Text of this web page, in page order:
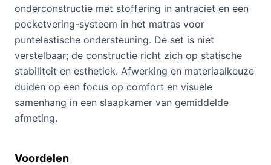
onderconstructie met stoffering in antraciet en een
pocketvering-systeem in het matras voor
puntelastische ondersteuning. De set is niet
verstelbaar; de constructie richt zich op statische
stabiliteit en esthetiek. Afwerking en materiaalkeuze
duiden op een focus op comfort en visuele
samenhang in een slaapkamer van gemiddelde
afmeting.
Voordelen